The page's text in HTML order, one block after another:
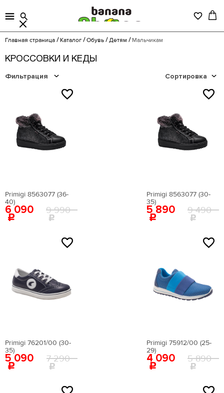
Главная страница Каталог Обувь Детям Мальчикам
КРОССОВКИ И КЕДЫ
Фильтрация
Сортировка
Цена
NEW
Primigi 8563077 (36-
40)
6 090 9 990
NEW
Primigi 8563077 (30-
35)
5 890 9 490
Primigi 76201/00 (30-
35)
5 090 7 290
Primigi 75912/00 (25-
29)
4 090 5 890